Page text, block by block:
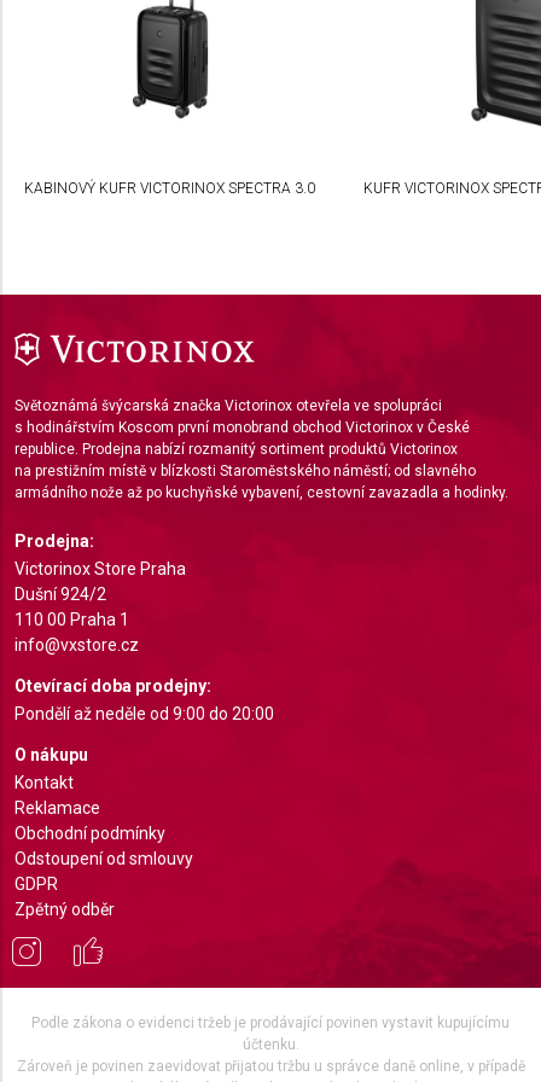
KABINOVÝ KUFR VICTORINOX SPECTRA 3.0 KUFR VICTORINOX
Světoznámá švýcarská značka Victorinox otevřela ve spolupráci
s hodinářstvím Koscom první monobrand obchod Victorinox v České
republice. Prodejna nabízí rozmanitý sortiment produktů Victorinox
na prestižním místě v blízkosti Staroměstského náměstí; od slavného
armádního nože až po kuchyňské vybavení, cestovní zavazadla a hodinky.
Prodejna:
Victorinox Store Praha
Dušní 924/2
110 00 Praha 1
info@vxstore.cz
Otevírací doba prodejny:
Pondělí až neděle od 9:00 do 20:00
O nákupu
Kontakt
Reklamace
Obchodní podmínky
Odstoupení od smlouvy
GDPR
Zpětný odběr
Podle zákona o evidenci tržeb je prodávající povinen vystavit kupujícímu
účtenku.
Zároveň je povinen zaevidovat přijatou tržbu u správce daně online, v případě
Understand audiences through statistics or
combinations of data from different sources
Develop and improve services
Necessary
Performance
Functional
Advertising